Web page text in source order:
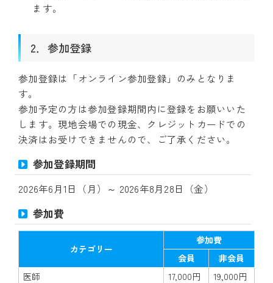
ます。
2．参加登録
参加登録は「オンライン参加登録」のみとなりま
す。
参加予定の方は参加登録期間内に登録をお願いいた
します。現地会場での現金、クレジットカードでの
決済はお受けできませんので、ご了承ください。
参加登録期間
2026年6月1日（月）～ 2026年8月28日（金）
参加費
カテゴリー
参加費
会員
非会員
医師
17,000円
19,000円